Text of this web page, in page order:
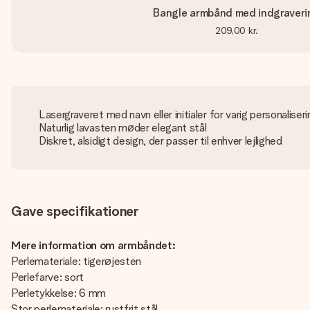
Bangle armbånd med
209,00 kr.
Lasergraveret med navn eller initialer for varig
Naturlig lavasten møder elegant stål
Diskret, alsidigt design, der passer til enhver lejlighed
Gave specifikationer
Mere information om armbåndet:
Perlemateriale: tigerøjesten
Perlefarve: sort
Perletykkelse: 6 mm